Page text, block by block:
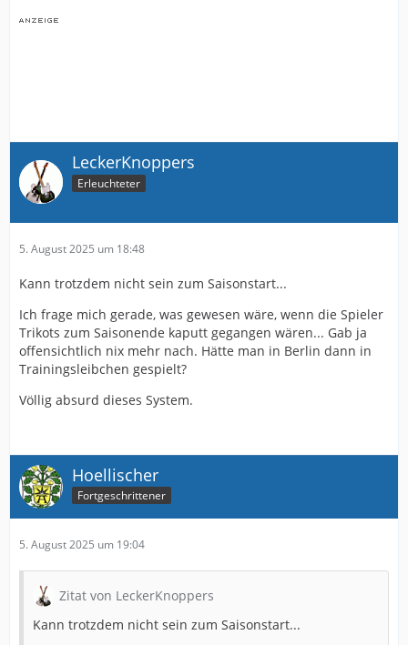
LeckerKnoppers
Erleuchteter
5. August 2025 um 18:48
Kann trotzdem nicht sein zum Saisonstart...
Ich frage mich gerade, was gewesen wäre, wenn die Spieler
Trikots zum Saisonende kaputt gegangen wären... Gab ja
offensichtlich nix mehr nach. Hätte man in Berlin dann in
Trainingsleibchen gespielt?
Völlig absurd dieses System.
Hoellischer
Fortgeschrittener
5. August 2025 um 19:04
Zitat von LeckerKnoppers
Kann trotzdem nicht sein zum Saisonstart...